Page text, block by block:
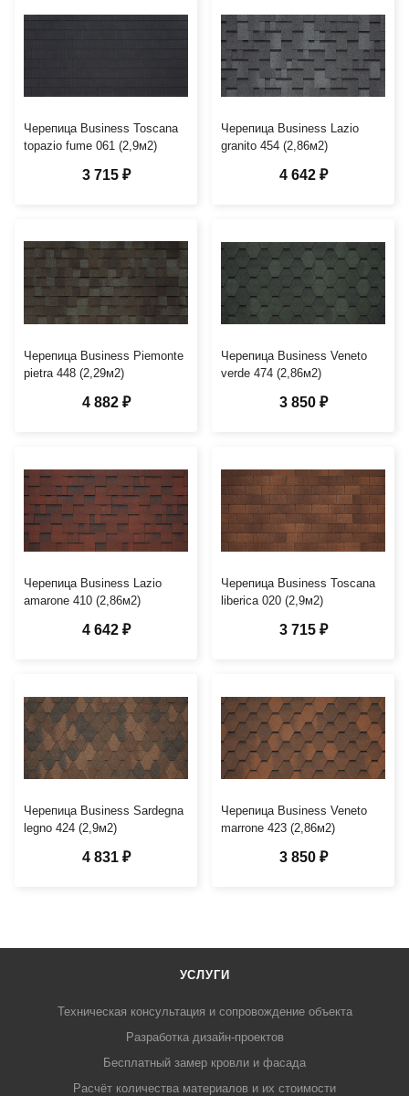
Черепица Business Toscana
topazio fume 061 (2,9м2)
3 715 ₽
Черепица Business Lazio
granito 454 (2,86м2)
4 642 ₽
Черепица Business Piemonte
pietra 448 (2,29м2)
4 882 ₽
Черепица Business Veneto
verde 474 (2,86м2)
3 850 ₽
Черепица Business Lazio
amarone 410 (2,86м2)
4 642 ₽
Черепица Business Toscana
liberica 020 (2,9м2)
3 715 ₽
Черепица Business Sardegna
legno 424 (2,9м2)
4 831 ₽
Черепица Business Veneto
marrone 423 (2,86м2)
3 850 ₽
УСЛУГИ
Техническая консультация и сопровождение объекта
Разработка дизайн-проектов
Бесплатный замер кровли и фасада
Расчёт количества материалов и их стоимости